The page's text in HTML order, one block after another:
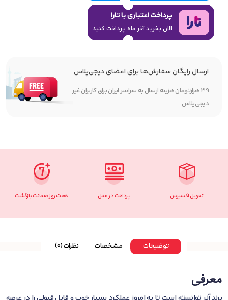
پرداخت اعتباری با تارا
الان بخرید آخر ماه پرداخت کنید
ارسال رایگان سفارش‌ها برای اعضای دیجی‌پلاس
۳۹ هزارتومان هزینه ارسال به سراسر ایران برای کاربران غیر
دیجی‌پلاس
تحویل اکسپرس پرداخت در محل هفت روز ضمانت بازگشت
توضیحات مشخصات نظرات (0)
معرفی